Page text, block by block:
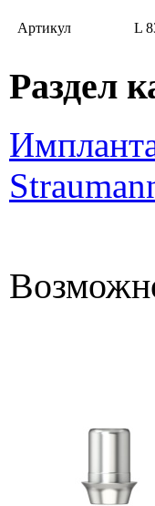
Артикул L
Раздел